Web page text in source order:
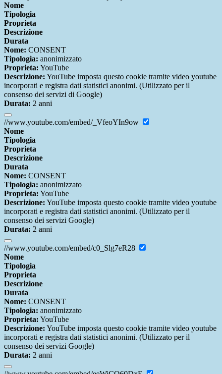
Nome
Tipologia
Proprieta
Descrizione
Durata
Nome: CONSENT
Tipologia: anonimizzato
Proprieta: YouTube
Descrizione: YouTube imposta questo cookie tramite video youtube
incorporati e registra dati statistici anonimi. (Utilizzato per il
consenso dei servizi di Google)
Durata: 2 anni
//www.youtube.com/embed/_VfeoYIn9ow
Nome
Tipologia
Proprieta
Descrizione
Durata
Nome: CONSENT
Tipologia: anonimizzato
Proprieta: YouTube
Descrizione: YouTube imposta questo cookie tramite video youtube
incorporati e registra dati statistici anonimi. (Utilizzato per il
consenso dei servizi Google)
Durata: 2 anni
//www.youtube.com/embed/c0_Slg7eR28
Nome
Tipologia
Proprieta
Descrizione
Durata
Nome: CONSENT
Tipologia: anonimizzato
Proprieta: YouTube
Descrizione: YouTube imposta questo cookie tramite video youtube
incorporati e registra dati statistici anonimi. (Utilizzato per il
consenso dei servizi Google)
Durata: 2 anni